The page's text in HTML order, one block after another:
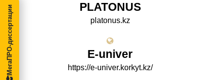
PLATONUS
platonus.kz
E-univer
https://e-univer.korkyt.kz/
МегаПРО-диссертации